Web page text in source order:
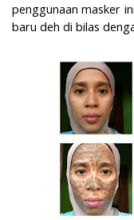
penggunaan masker
baru deh di bilas